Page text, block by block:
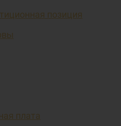
позиция
плата